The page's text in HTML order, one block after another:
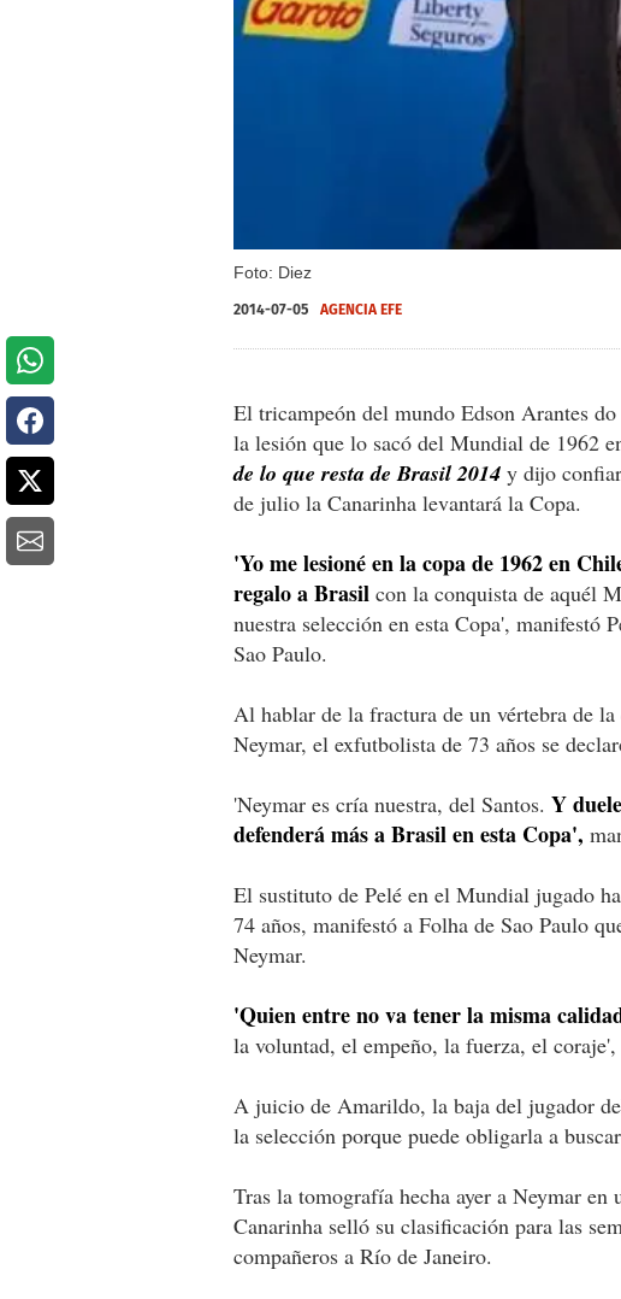
Foto: Diez
2014-07-05 AGENCIA EFE
El tricampeón del mundo Edson Arantes
la lesión que lo sacó del Mundial de 1962
de lo que resta de Brasil 2014 y dijo
de julio la Canarinha levantará la Copa.
'Yo me lesioné en la copa de 1962 en
regalo a Brasil con la conquista de aquél
nuestra selección en esta Copa', manifestó
Sao Paulo.
Al hablar de la fractura de un vértebra de
Neymar, el exfutbolista de 73 años se
'Neymar es cría nuestra, del Santos. Y
defenderá más a Brasil en esta Copa',
El sustituto de Pelé en el Mundial jugado
74 años, manifestó a Folha de Sao Paulo
Neymar.
'Quien entre no va tener la misma
la voluntad, el empeño, la fuerza, el
A juicio de Amarildo, la baja del jugador
la selección porque puede obligarla a
Tras la tomografía hecha ayer a Neymar
Canarinha selló su clasificación para las
compañeros a Río de Janeiro.